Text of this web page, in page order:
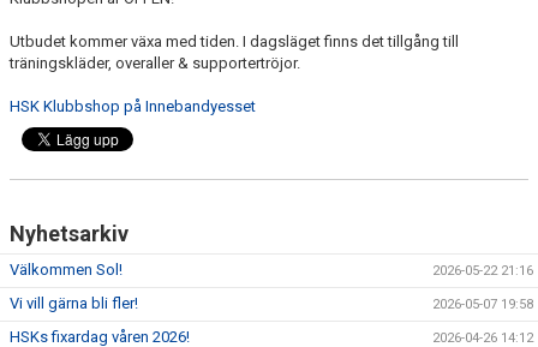
BOKA TALLSTUGAN
Utbudet kommer växa med tiden. I dagsläget finns det tillgång till
träningskläder, overaller & supportertröjor.
HSK Klubbshop på Innebandyesset
Nyhetsarkiv
Välkommen Sol! 2026-05-22 21:16
Vi vill gärna bli fler! 2026-05-07 19:58
HSKs fixardag våren 2026! 2026-04-26 14:12